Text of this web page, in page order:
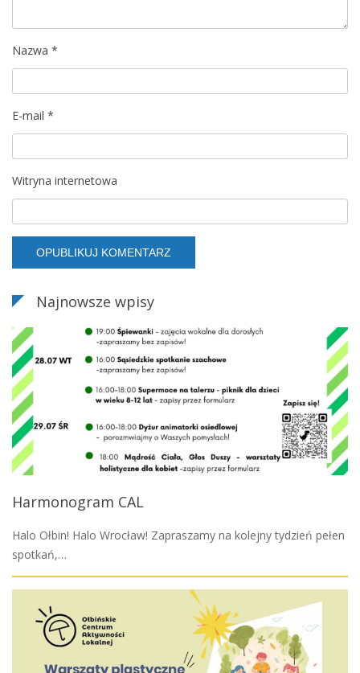
Nazwa *
E-mail *
Witryna internetowa
Najnowsze wpisy
Harmonogram CAL
Halo Ołbin! Halo Wrocław! Zapraszamy na kolejny tydzień pełen
spotkań,…